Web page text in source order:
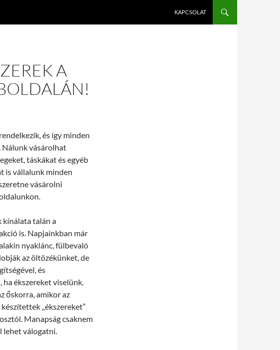
KAPCSOLAT
A
és így minden
Nálunk vásárolhat
táskákat és egyéb
is vállalunk minden
vásárolni
kínálata talán a
is. Napjainkban már
nyaklánc, fülbevaló
az öltözékünket, de
és
ékszereket viselünk.
őskorra, amikor az
„ékszereket”
Manapság csaknem
lehet válogatni.